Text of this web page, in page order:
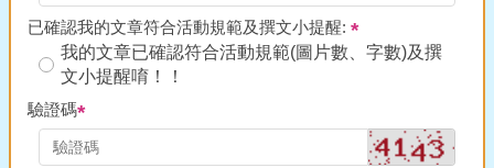
已確認我的文章符合活動規範及撰文小提醒:
我的文章已確認符合活動規範(圖片數、字數)及撰
文小提醒唷！！
驗證碼